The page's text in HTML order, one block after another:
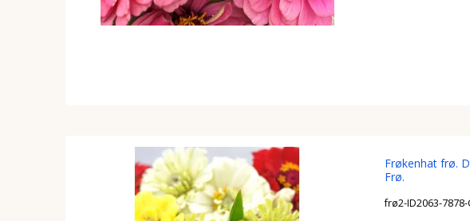
Frøkenhat frø.
Frø.
frø2-ID2063-7878-